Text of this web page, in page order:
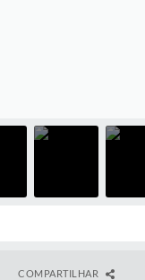
COMPARTILHAR